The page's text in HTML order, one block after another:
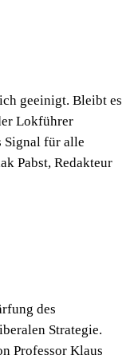
geeinigt. Bleibt es
Lokführer
Signal für alle
Pabst, Redakteur
des
Strategie.
Professor Klaus